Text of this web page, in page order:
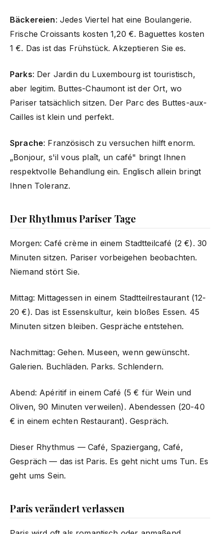
Bäckereien: Jedes Viertel hat eine Boulangerie.
Frische Croissants kosten 1,20 €. Baguettes kosten
1 €. Das ist das Frühstück. Akzeptieren Sie es.
Parks: Der Jardin du Luxembourg ist touristisch,
aber legitim. Buttes-Chaumont ist der Ort, wo
Pariser tatsächlich sitzen. Der Parc des Buttes-aux-
Cailles ist klein und perfekt.
Sprache: Französisch zu versuchen hilft enorm.
„Bonjour, s'il vous plaît, un café" bringt Ihnen
respektvolle Behandlung ein. Englisch allein bringt
Ihnen Toleranz.
Der Rhythmus Pariser Tage
Morgen: Café crème in einem Stadtteilcafé (2 €). 30
Minuten sitzen. Pariser vorbeigehen beobachten.
Niemand stört Sie.
Mittag: Mittagessen in einem Stadtteilrestaurant (12-
20 €). Das ist Essenskultur, kein bloßes Essen. 45
Minuten sitzen bleiben. Gespräche entstehen.
Nachmittag: Gehen. Museen, wenn gewünscht.
Galerien. Buchläden. Parks. Schlendern.
Abend: Apéritif in einem Café (5 € für Wein und
Oliven, 90 Minuten verweilen). Abendessen (20-40
€ in einem echten Restaurant). Gespräch.
Dieser Rhythmus — Café, Spaziergang, Café,
Gespräch — das ist Paris. Es geht nicht ums Tun. Es
geht ums Sein.
Paris verändert verlassen